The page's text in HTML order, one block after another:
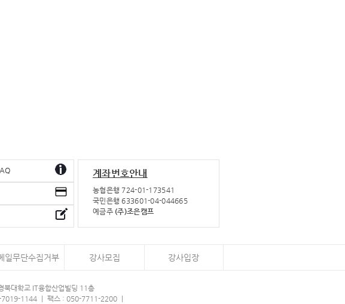
계좌번호안내
농협은행 724-01-173541
국민은행 633601-04-044665
예금주 (주)조은캠프
일무단수집거부 강사모집 강사입장
북대학교 IT융합산업빌딩 11층
1144 ㅣ 팩스 : 050-7711-2200 ㅣ